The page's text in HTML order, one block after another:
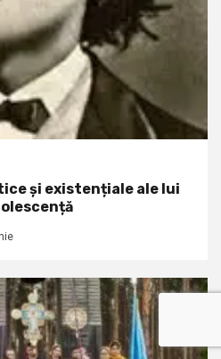
și existențiale ale lui